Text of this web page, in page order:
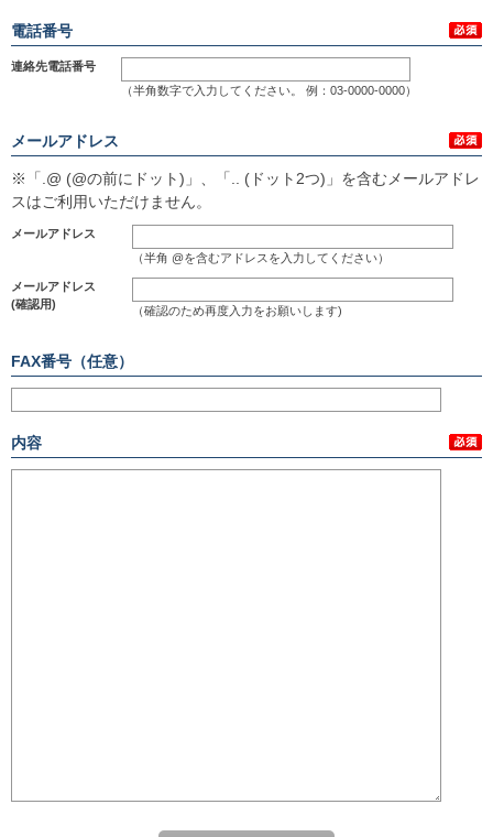
電話番号
連絡先電話番号
（半角数字で入力してください。 例：03-0000-0000）
メールアドレス
※「.@ (@の前にドット)」、「.. (ドット2つ)」を含むメールアドレ
スはご利用いただけません。
メールアドレス
（半角 @を含むアドレスを入力してください）
メールアドレス
(確認用)
（確認のため再度入力をお願いします)
FAX番号（任意）
内容